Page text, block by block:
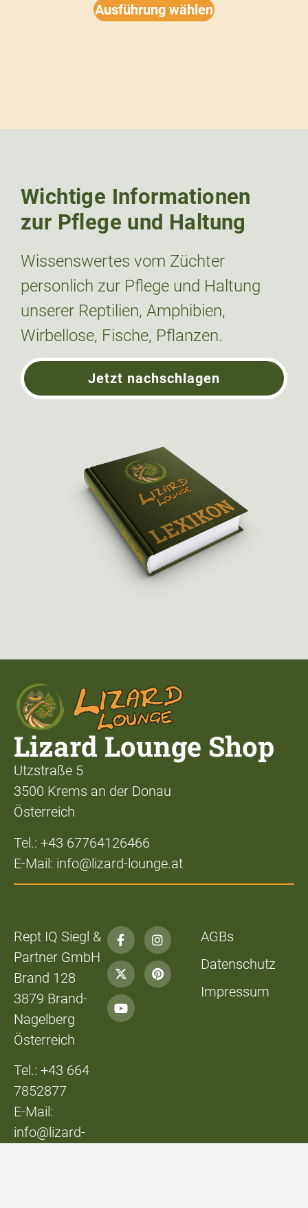
Ausführung wählen
Wichtige Informationen
zur Pflege und Haltung
Wissenswertes vom Züchter
personlich zur Pflege und Haltung
unserer Reptilien, Amphibien,
Wirbellose, Fische, Pflanzen.
Jetzt nachschlagen
Lizard Lounge Shop
Utzstraße 5
3500 Krems an der Donau
Österreich
Tel.: +43 67764126466
E-Mail: info@lizard-lounge.at
Rept IQ Siegl &
Partner GmbH
Brand 128
3879 Brand-
Nagelberg
Österreich
Tel.: +43 664
7852877
E-Mail:
info@lizard-
AGBs
Datenschutz
Impressum